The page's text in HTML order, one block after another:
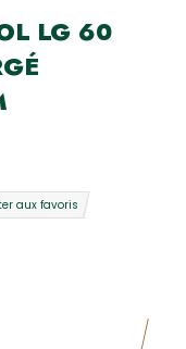
LG 60
aux favoris